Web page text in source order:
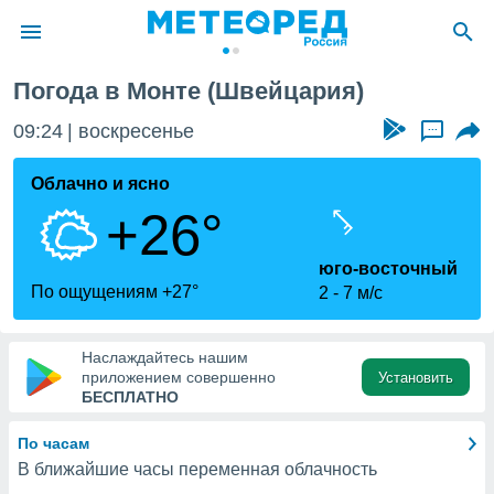
о
Вы можете
к этому
доступ
Погода в Монте (Швейцария)
09:24 воскресенье ...
Облачно и ясно
+26°
По ощущениям +27°
юго-восточный
2
7 м/с
Наслаждайтесь нашим
приложением совершенно
БЕСПЛАТНО
Установить
По часам
В ближайшие часы переменная облачность